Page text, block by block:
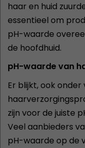
haar en huid
essentieel om
pH-waarde
de hoofdhuid.
pH-waarde van
Er blijkt, ook
zijn voor de juiste
Veel aanbieders
pH-waarde op de